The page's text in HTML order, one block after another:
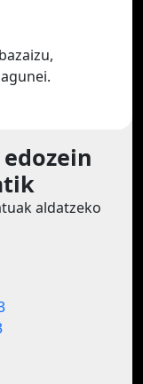
aldatzeko